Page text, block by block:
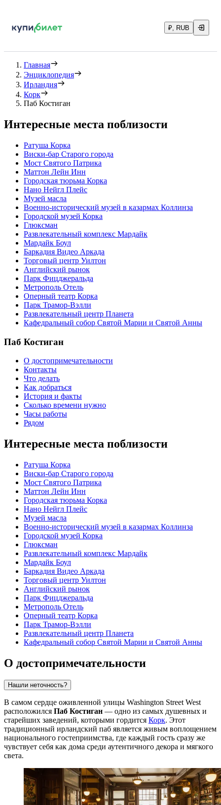
₽, RUB
Главная
Энциклопедия
Ирландия
Корк
Паб Костиган
Интересные места поблизости
Ратуша Корка
Виски-бар Старого города
Мост Святого Патрика
Маттон Лейн Инн
Городская тюрьма Корка
Нано Нейгл Плейс
Музей масла
Военно-исторический музей в казармах Коллинза
Городской музей Корка
Глюксман
Развлекательный комплекс Мардайк
Мардайк Боул
Баркадия Видео Аркада
Торговый центр Уилтон
Английский рынок
Парк Фицджеральда
Метрополь Отель
Оперный театр Корка
Парк Трамор-Вэлли
Развлекательный центр Планета
Кафедральный собор Святой Марии и Святой Анны
Паб Костиган
О достопримечательности
Контакты
Что делать
Как добраться
История и факты
Сколько времени нужно
Часы работы
Рядом
Интересные места поблизости
Ратуша Корка
Виски-бар Старого города
Мост Святого Патрика
Маттон Лейн Инн
Городская тюрьма Корка
Нано Нейгл Плейс
Музей масла
Военно-исторический музей в казармах Коллинза
Городской музей Корка
Глюксман
Развлекательный комплекс Мардайк
Мардайк Боул
Баркадия Видео Аркада
Торговый центр Уилтон
Английский рынок
Парк Фицджеральда
Метрополь Отель
Оперный театр Корка
Парк Трамор-Вэлли
Развлекательный центр Планета
Кафедральный собор Святой Марии и Святой Анны
О достопримечательности
Нашли неточность?
В самом сердце оживленной улицы Washington Street West
расположился Паб Костиган — одно из самых душевных и
старейших заведений, которыми гордится Корк. Этот
традиционный ирландский паб является живым воплощением
национального гостеприимства, где каждый гость сразу же
чувствует себя как дома среди аутентичного декора и мягкого
света.